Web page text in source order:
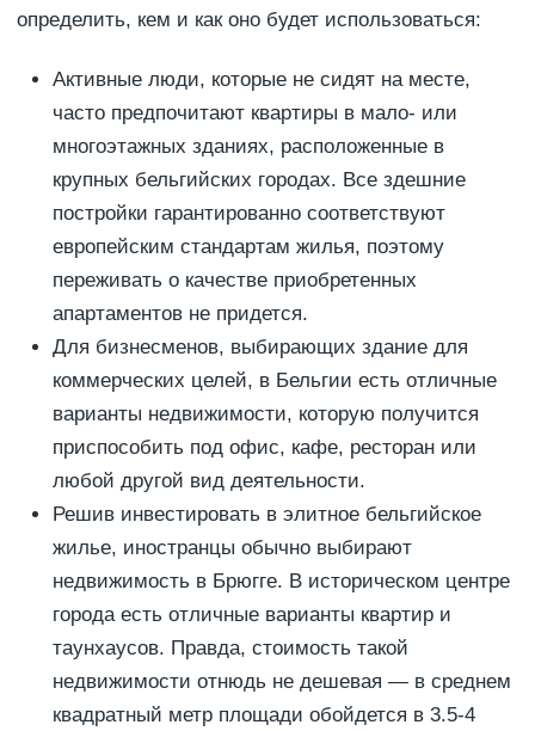
определить, кем и как оно будет использоваться:
Активные люди, которые не сидят на месте,
часто предпочитают квартиры в мало- или
многоэтажных зданиях, расположенные в
крупных бельгийских городах. Все здешние
постройки гарантированно соответствуют
европейским стандартам жилья, поэтому
переживать о качестве приобретенных
апартаментов не придется.
Для бизнесменов, выбирающих здание для
коммерческих целей, в Бельгии есть отличные
варианты недвижимости, которую получится
приспособить под офис, кафе, ресторан или
любой другой вид деятельности.
Решив инвестировать в элитное бельгийское
жилье, иностранцы обычно выбирают
недвижимость в Брюгге. В историческом центре
города есть отличные варианты квартир и
таунхаусов. Правда, стоимость такой
недвижимости отнюдь не дешевая — в среднем
квадратный метр площади обойдется в 3.5-4